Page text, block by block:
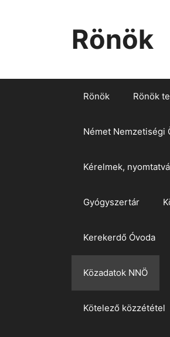
Rönök
Rönök Rönök
Német Nemzetiségi
Kérelmek,
Gyógyszertár
Kerekerdő Óvoda
Közadatok NNÖ
Kötelező közzététel